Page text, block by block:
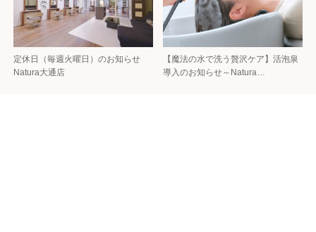
定休日（毎週火曜日）のお知らせ
Natura大通店
【魔法の水で洗う贅沢ケア】活泡泉
導入のお知らせ～Natura…